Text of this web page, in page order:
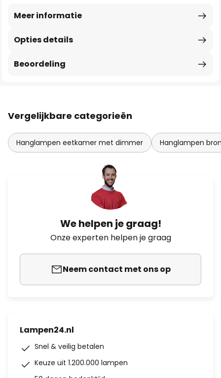
Opties details
Meer informatie
Beoordeling
Vergelijkbare categorieën
Hanglampen eetkamer met dimmer Hanglampen
We helpen je graag!
Onze experten helpen je graag
Neem contact met ons op
Lampen24.nl
Snel & veilig betalen
Keuze uit 1.200.000 lampen